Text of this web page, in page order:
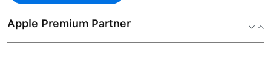
Apple Premium Partner